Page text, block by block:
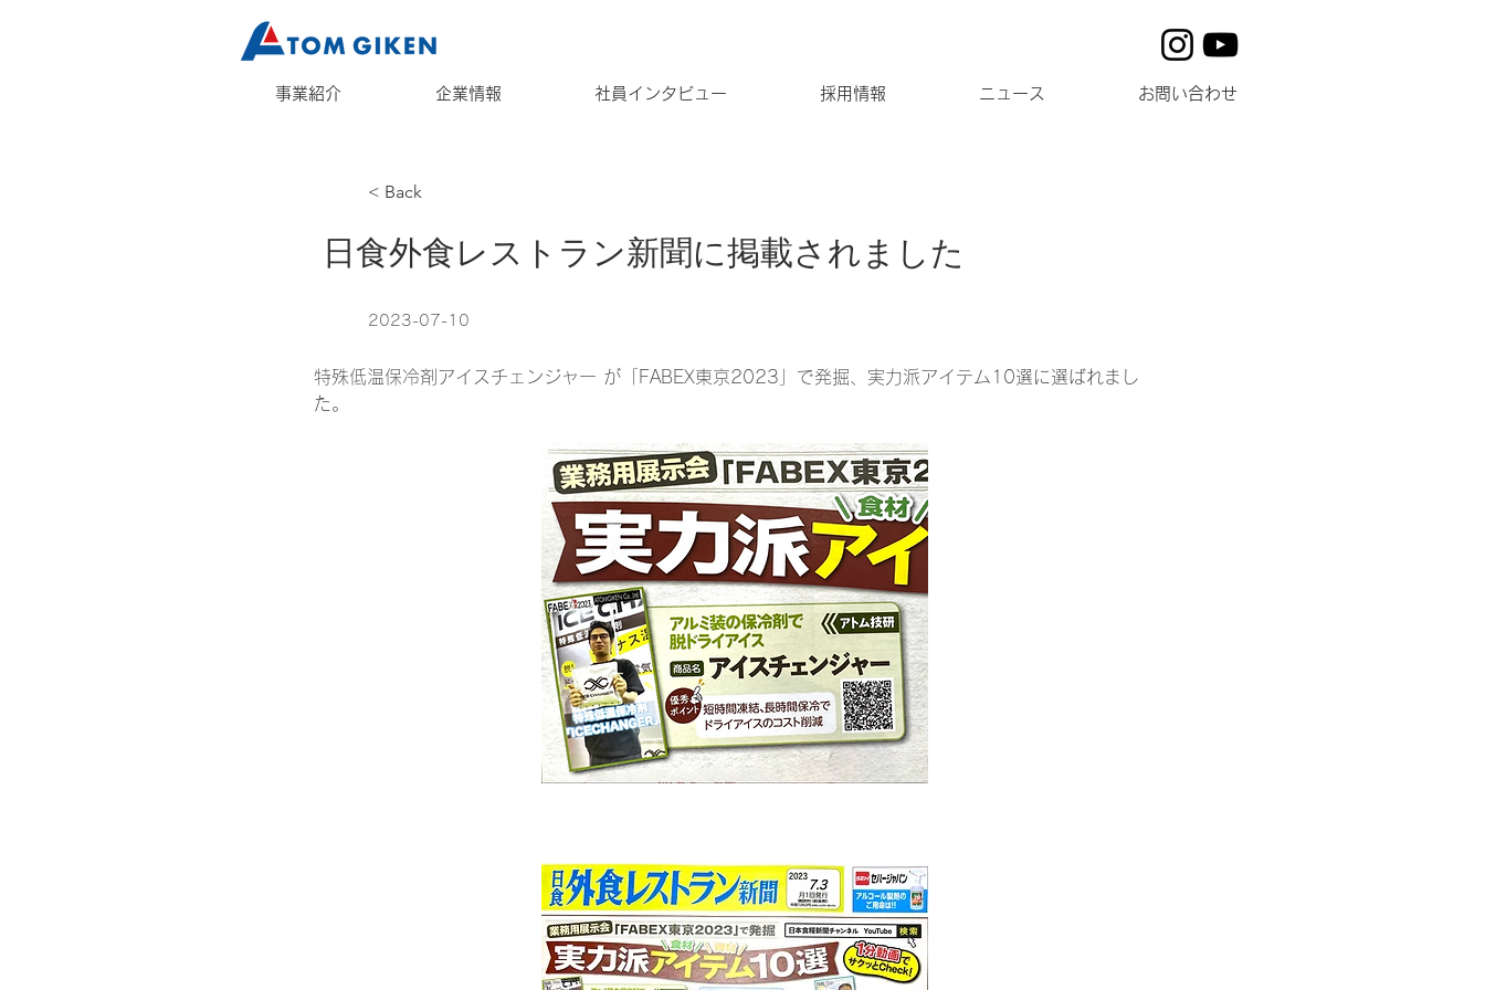
事業紹介 企業情報 社員インタビュー 採用情報 ニュース お問い合わせ
< Back
日食外食レストラン新聞に掲載されました
2023-07-10
特殊低温保冷剤アイスチェンジャー が「FABEX東京2023」で発掘、実力派アイテム10選に選ばれまし
た。